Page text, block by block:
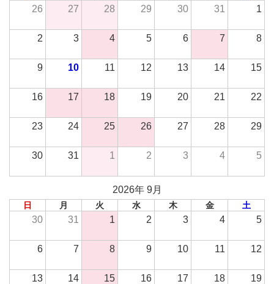
26 27 28 29 30 31 1
2 3 4 5 6 7 8
9 10 11 12 13 14 15
16 17 18 19 20 21 22
23 24 25 26 27 28 29
30 31 1 2 3 4 5
2026年 9月
日 月 火 水 木 金 土
30 31 1 2 3 4 5
6 7 8 9 10 11 12
13 14 15 16 17 18 19